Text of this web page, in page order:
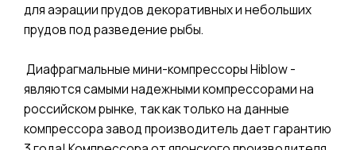
для аэрации прудов декоративных и небольших
прудов под разведение рыбы.
Диафрагмальные мини-компрессоры Hiblow -
являются самыми надежными компрессорами на
российском рынке, так как только на данные
компрессора завод производитель дает гарантию